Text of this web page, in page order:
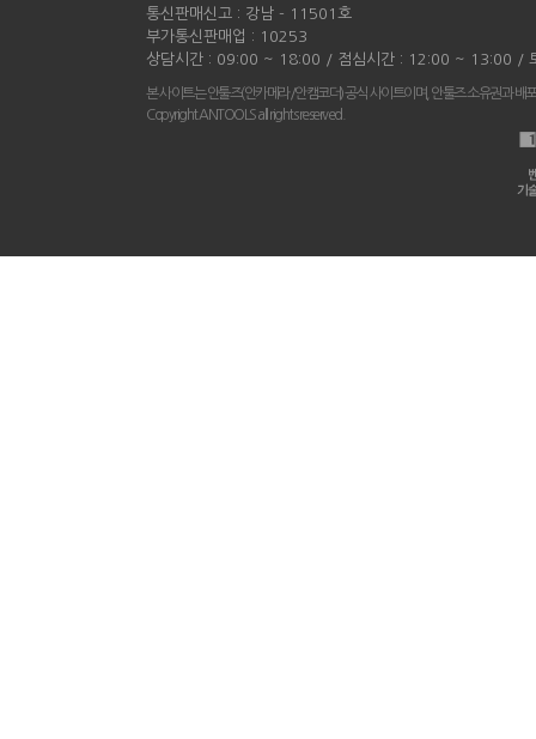
통신판매신고 : 강남 - 11501호
부가통신판매업 : 10253
상담시간 : 09:00 ~ 18:00 / 점심시간 : 12:00 ~ 13:00 /
본 사이트는 안툴즈(안카메라/안캠코더) 공식 사이트이며, 안툴즈 소유권과 배
Copyright ANTOOLS all rights reserved.